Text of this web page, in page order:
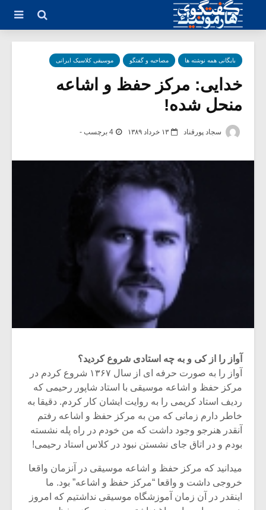
بایگانی همه نوشته ها مصاحبه و گفتگو موسیقی کلاسیک ایرانی
خدایی: مرکز حفظ و اشاعه
منحل شده!
سجاد پورقناد ۱۳ خرداد ۱۳۸۹ 4 برچسب -
آواز را از کی و به چه استادی شروع کردید؟
آواز را به صورت حرفه ای از سال ۱۳۶۷ شروع کردم در
مرکز حفظ و اشاعه موسیقی با استاد شاپور رحیمی که
ردیف استاد کریمی را به روایت ایشان کار کردم. دقیقا به
خاطر دارم زمانی که من به مرکز حفظ و اشاعه رفتم
آنقدر هنرجو وجود داشت که من خودم در راه پله نشسته
بودم و در اتاق جای نشستن نبود در کلاس استاد رحیمی!
میدانید که مرکز حفظ و اشاعه موسیقی در آنزمان واقعا
خروجی داشت و واقعا “مرکز حفظ و اشاعه” بود. ما
اینقدر در آن زمان آموزشگاه موسیقی نداشتیم که امروز